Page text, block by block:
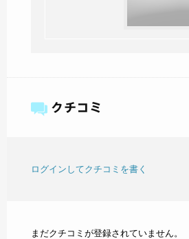
ログインしてクチコミを書く
まだクチコミが登録されていません。